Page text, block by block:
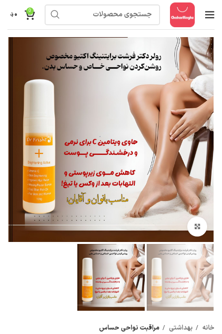
0 ۰؋
بزرگنمایی تصویر
خانه بهداشتی مراقبت نواحی حساس